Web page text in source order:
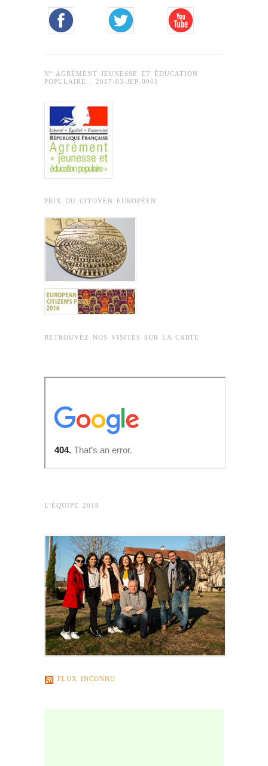
N° AGRÉMENT JEUNESSE ET ÉDUCATION
POPULAIRE : 2017-03-JEP-0001
PRIX DU CITOYEN EUROPÉEN
RETROUVEZ NOS VISITES SUR LA CARTE
L’ÉQUIPE 2018
FLUX INCONNU